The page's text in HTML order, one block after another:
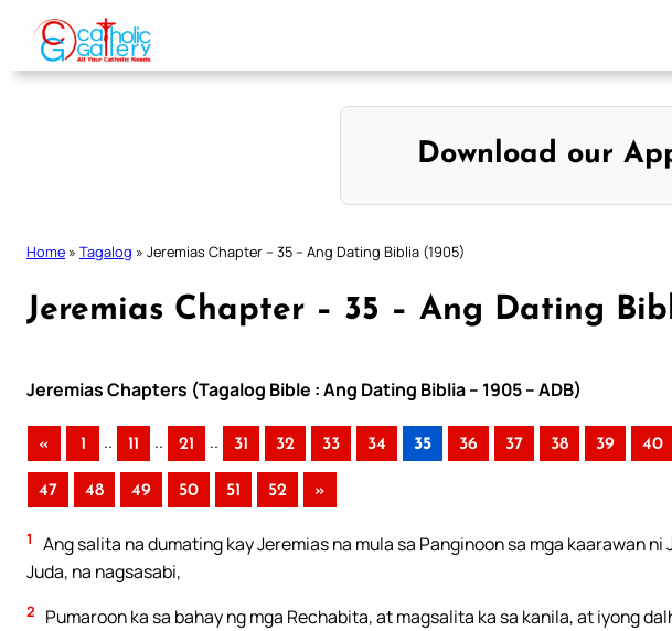
Skip
content
Download our
Home » Tagalog » Jeremias Chapter – 35 – Ang Dating Biblia (1905)
Jeremias Chapter – 35 – Ang Dating
Jeremias Chapters (Tagalog Bible : Ang Dating Biblia – 1905 – ADB)
« 1 .. 11 .. 21 .. 31 32 33 34 35 36 37 38 39 40
47 48 49 50 51 52 »
1
Ang salita na dumating kay Jeremias na mula sa Panginoon sa mga kaarawan ni
Juda, na nagsasabi,
2
Pumaroon ka sa bahay ng mga Rechabita, at magsalita ka sa kanila, at iyong